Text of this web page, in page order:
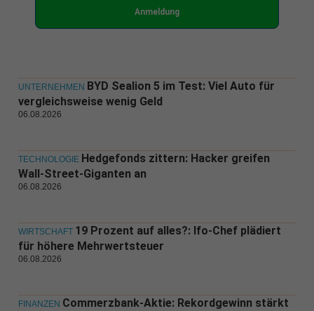
Anmeldung
UNTERNEHMEN BYD Sealion 5 im Test: Viel Auto für
vergleichsweise wenig Geld
06.08.2026
TECHNOLOGIE Hedgefonds zittern: Hacker greifen
Wall-Street-Giganten an
06.08.2026
WIRTSCHAFT 19 Prozent auf alles?: Ifo-Chef plädiert
für höhere Mehrwertsteuer
06.08.2026
FINANZEN Commerzbank-Aktie: Rekordgewinn stärkt